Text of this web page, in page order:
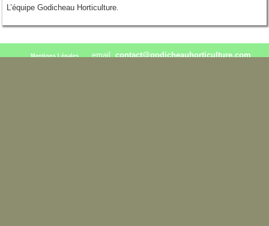
L’équipe Godicheau Horticulture.
Mentions Légales email.contact@godicheauhorticulture.com